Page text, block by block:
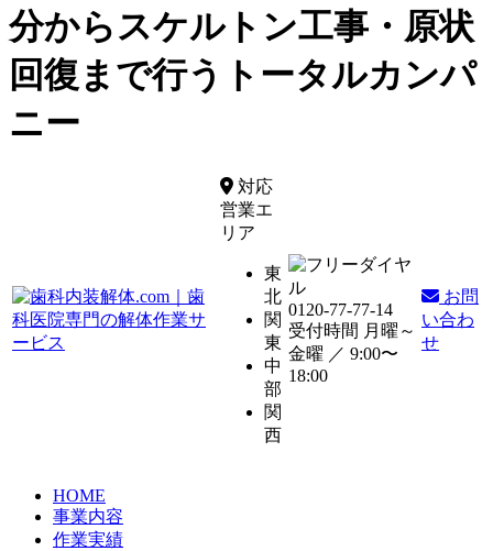
分からスケルトン工事・原状
回復まで行うトータルカンパ
ニー
対応
営業エ
リア
東
北
関
東
中
部
関
西
0120-77-77-14
受付時間 月曜～
金曜 ／ 9:00〜
18:00
お問
い合わ
せ
HOME
事業内容
作業実績